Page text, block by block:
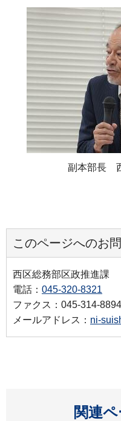
副本部長
このページへのお
西区総務部区政推進課
電話： 045-320-8321
ファクス：045-314-8894
メールアドレス： ni-
関連